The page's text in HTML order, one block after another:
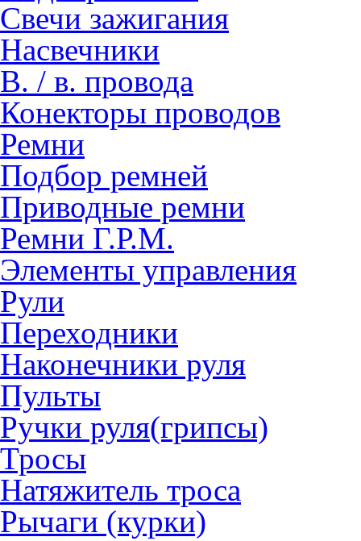
Свечи зажигания
Насвечники
В. / в. провода
Конекторы проводов
Ремни
Подбор ремней
Приводные ремни
Ремни Г.Р.М.
Элементы управления
Рули
Переходники
Наконечники руля
Пульты
Ручки руля(грипсы)
Тросы
Натяжитель троса
Рычаги (курки)